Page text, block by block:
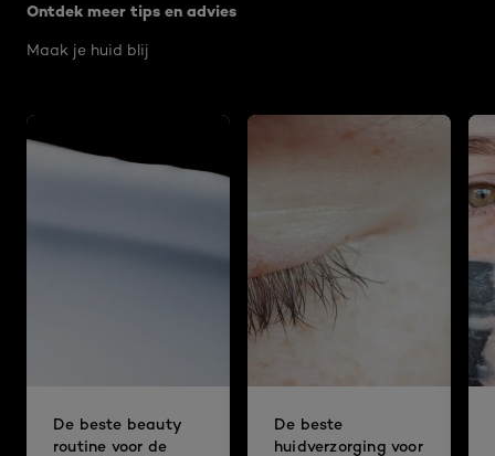
Ontdek meer tips en advies
Maak je huid blij
De beste beauty
routine voor de
De beste
huidverzorging voor